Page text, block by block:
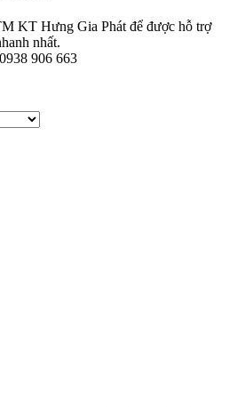
KT Hưng Gia Phát để được hỗ trợ
nhất.
906 663